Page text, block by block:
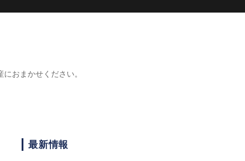
おまかせください。
最新情報